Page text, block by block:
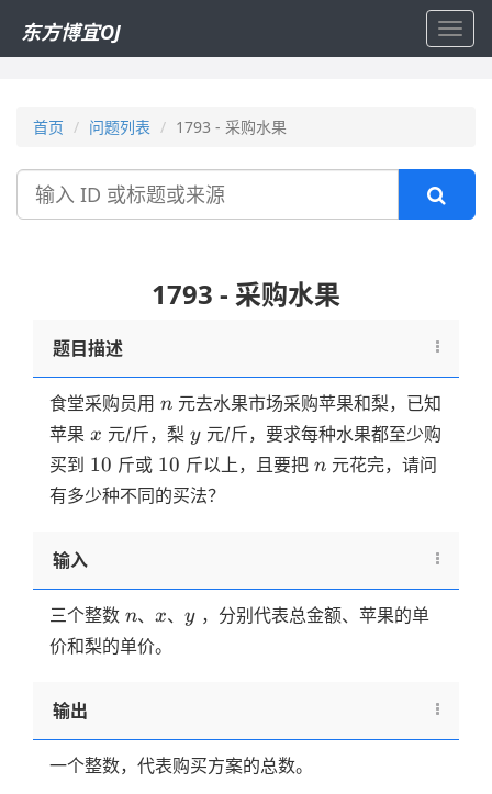
东方博宜OJ
首页 问题列表 1793 - 采购水果
搜
1793 - 采购水果
题目描述
食堂采购员用 n
n 元去水果市场采购苹果和梨，已知
苹果 x
x 元/斤，梨 y
y元/斤，要求每种水果都至少购
买到 10
10 斤或 10
10 斤以上，且要把 n
n 元花完，请问
有多少种不同的买法？
输入
三个整数 n
n、 x
x、 y
y，分别代表总金额、苹果的单
价和梨的单价。
输出
一个整数，代表购买方案的总数。